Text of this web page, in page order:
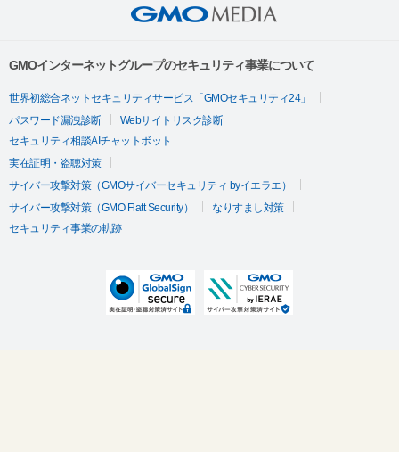
GMOインターネットグループのセキュリティ事業について
世界初総合ネットセキュリティサービス「GMOセキュリティ24」
パスワード漏洩診断
Webサイトリスク診断
セキュリティ相談AIチャットボット
実在証明・盗聴対策
サイバー攻撃対策（GMOサイバーセキュリティ byイエラエ）
サイバー攻撃対策（GMO Flatt Security）
なりすまし対策
セキュリティ事業の軌跡